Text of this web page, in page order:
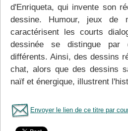
d'Enriqueta, qui invente son
dessine. Humour, jeux de
caractérisent les courts
dessinée se distingue par
différents. Ainsi, des dessins
chat, alors que des dessins
naïf et énergique, illustrent
Envoyer le lien de ce titre par